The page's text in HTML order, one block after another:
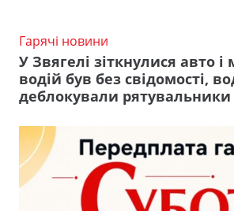
Гарячі новини
У Звягелі зіткнулися авто
водій був без свідомості,
деблокували рятувальники